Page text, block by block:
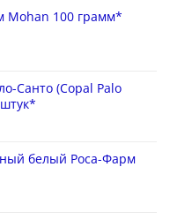
Mohan 100 грамм*
Санто (Copal Palo
белый Роса-Фарм